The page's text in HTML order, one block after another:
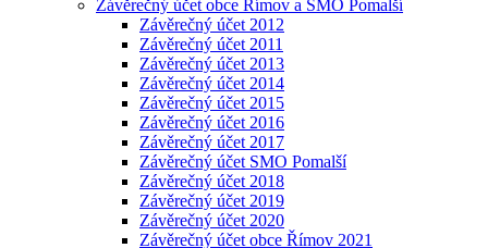
Závěrečný účet obce Římov a SMO Pomalší
Závěrečný účet 2012
Závěrečný účet 2011
Závěrečný účet 2013
Závěrečný účet 2014
Závěrečný účet 2015
Závěrečný účet 2016
Závěrečný účet 2017
Závěrečný účet SMO Pomalší
Závěrečný účet 2018
Závěrečný účet 2019
Závěrečný účet 2020
Závěrečný účet obce Římov 2021